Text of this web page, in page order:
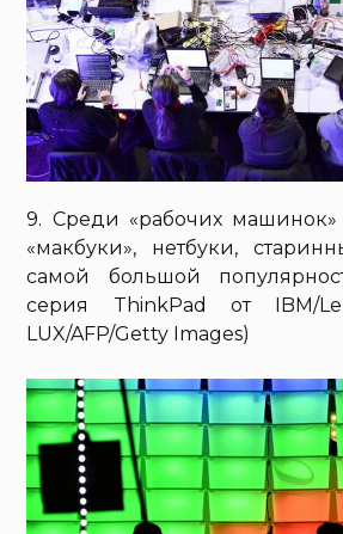
9. Среди «рабочих
«макбуки», нетбуки,
самой большой
серия ThinkPad от IBM/
LUX/AFP/Getty Images)